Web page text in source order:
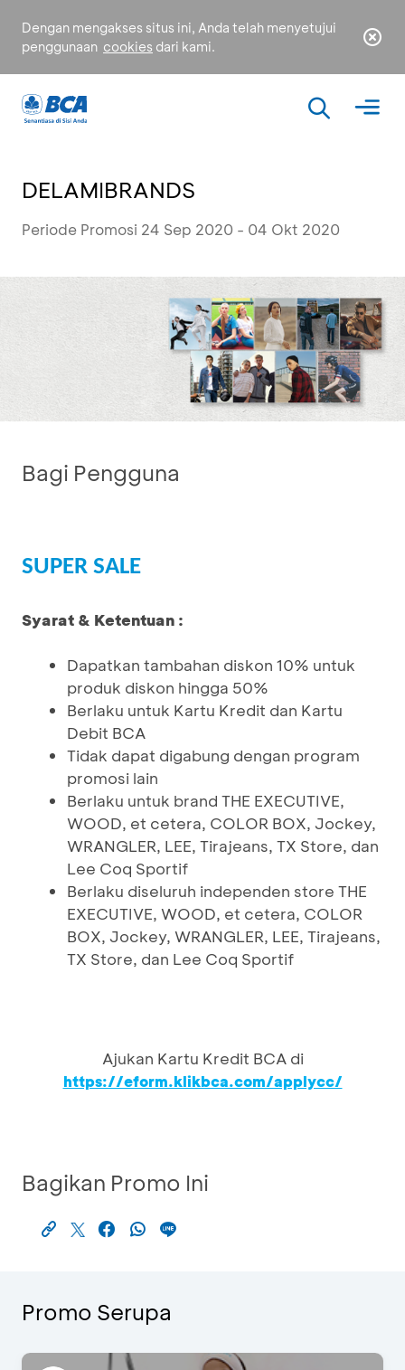
Dengan mengakses situs ini, Anda telah menyetujui
penggunaan cookies dari kami.
DELAMIBRANDS
Periode Promosi 24 Sep 2020 - 04 Okt 2020
Bagi Pengguna
SUPER SALE
Syarat & Ketentuan :
Dapatkan tambahan diskon 10% untuk
produk diskon hingga 50%
Berlaku untuk Kartu Kredit dan Kartu
Debit BCA
Tidak dapat digabung dengan program
promosi lain
Berlaku untuk brand THE EXECUTIVE,
WOOD, et cetera, COLOR BOX, Jockey,
WRANGLER, LEE, Tirajeans, TX Store, dan
Lee Coq Sportif
Berlaku diseluruh independen store THE
EXECUTIVE, WOOD, et cetera, COLOR
BOX, Jockey, WRANGLER, LEE, Tirajeans,
TX Store, dan Lee Coq Sportif
Ajukan Kartu Kredit BCA di
https://eform.klikbca.com/applycc/
Bagikan Promo Ini
Promo Serupa